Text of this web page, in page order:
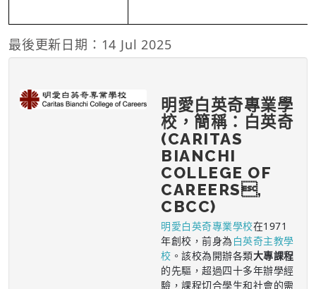
最後更新日期：14 Jul 2025
明愛白英奇專業學
校，簡稱：白英奇
(CARITAS
BIANCHI
COLLEGE OF
CAREERS,
CBCC)
明愛白英奇專業學校在1971
年創校，前身為 白英奇主教學
校 。該校為開辦各類大專課程
的先驅，超過四十多年辦學經
驗，課程切合學生和社會的需